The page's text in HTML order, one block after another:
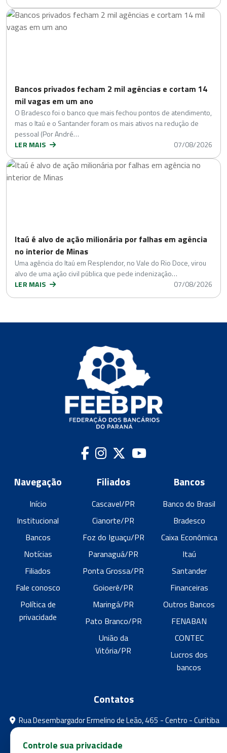
Bancos privados fecham 2 mil agências e cortam 14
mil vagas em um ano
O Bradesco foi o banco que mais fechou pontos de atendimento,
mas o Itaú e o Santander foram os mais ativos na redução de
pessoal (Por André…
LER MAIS
07/08/2026
Itaú é alvo de ação milionária por falhas em agência
no interior de Minas
Uma agência do Itaú em Resplendor, no Vale do Rio Doce, virou
alvo de uma ação civil pública que pede indenização…
LER MAIS
07/08/2026
Navegação
Início
Institucional
Bancos
Notícias
Filiados
Fale conosco
Política de
privacidade
Filiados
Cascavel/PR
Cianorte/PR
Foz do Iguaçu/PR
Paranaguá/PR
Ponta Grossa/PR
Goioerê/PR
Maringá/PR
Pato Branco/PR
União da
Vitória/PR
Bancos
Banco do Brasil
Bradesco
Caixa Econômica
Itaú
Santander
Financeiras
Outros Bancos
FENABAN
CONTEC
Lucros dos
bancos
Contatos
Rua Desembargador Ermelino de Leão, 465 - Centro - Curitiba
- Paraná
feebpr@gmail.com
Controle sua privacidade